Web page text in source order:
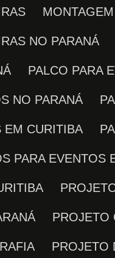
NO PARANÁ
PALCO PARA
NO PARANÁ
EM CURITIBA
PARA EVENTOS